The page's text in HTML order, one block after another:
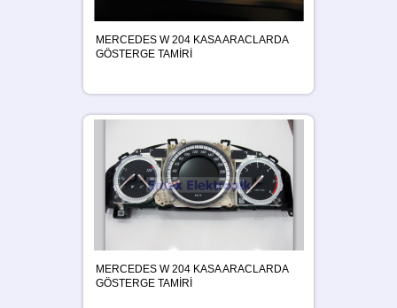
MERCEDES W 204 KASA ARACLARDA
GÖSTERGE TAMİRİ
MERCEDES W 204 KASA ARACLARDA
GÖSTERGE TAMİRİ